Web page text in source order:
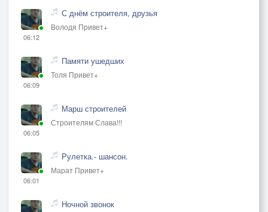
06:12
С днём строителя, друзья
Володя Привет+
06:09
Памяти ушедших
Толя Привет+
06:05
Марш строителей
Строителям Слава!!!
06:01
Рулетка.- шансон.
Марат Привет+
Ночной звонок